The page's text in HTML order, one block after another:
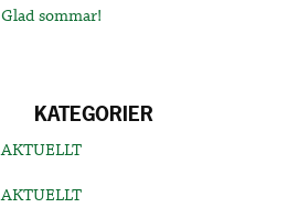
Glad sommar!
KATEGORIER
AKTUELLT
AKTUELLT